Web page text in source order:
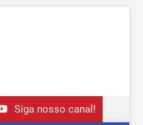
Siga nosso canal!